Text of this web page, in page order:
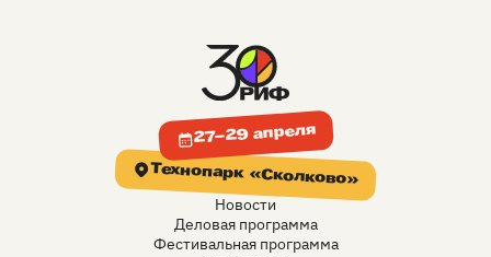
27–29 апреля
Технопарк «Сколково»
Новости
Деловая программа
Фестивальная программа